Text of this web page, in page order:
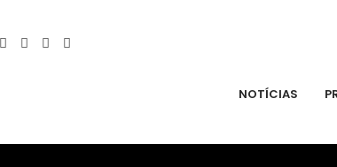
NOTÍCIAS